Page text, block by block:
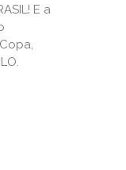
E a